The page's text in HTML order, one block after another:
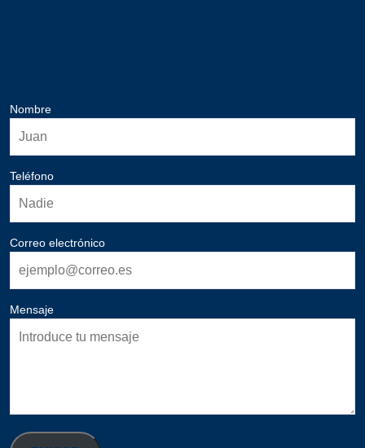
Nombre
Teléfono
Correo electrónico
Mensaje